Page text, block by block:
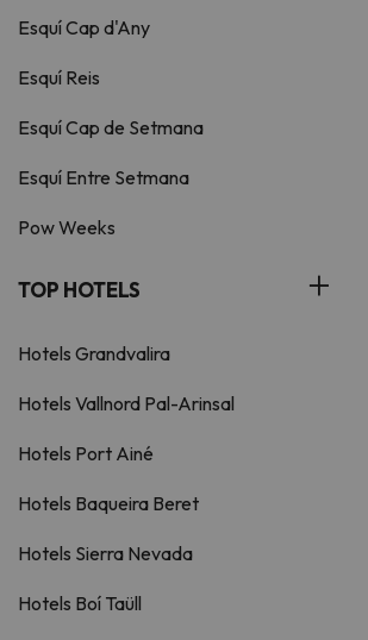
Esquí Cap d'Any
Esquí Reis
Esquí Cap de Setmana
Esquí Entre Setmana
Pow Weeks
TOP HOTELS
Hotels Grandvalira
Hotels Vallnord Pal-Arinsal
Hotels Port Ainé
Hotels Baqueira Beret
Hotels Sierra Nevada
Hotels Boí Taüll